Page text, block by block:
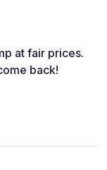
at fair prices.
back!